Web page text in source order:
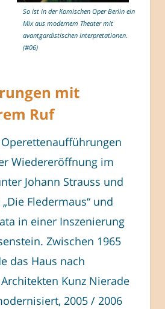
So ist in der Komischen Oper Berlin ein
Mix aus modernem Theater mit
avantgardistischen Interpretationen.
(#06)
mit
Ruf
Wiedereröffnung im
Johann Strauss und
Fledermaus“ und
in einer Inszenierung
Zwischen 1965
das Haus nach
Kunz Nierade
2005 / 2006